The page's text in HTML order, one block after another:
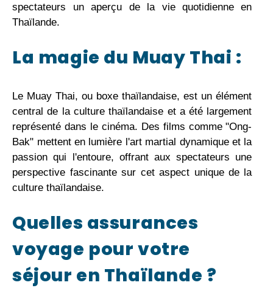
spectateurs un aperçu de la vie quotidienne en
Thaïlande.
La magie du Muay Thai :
Le Muay Thai, ou boxe thaïlandaise, est un élément
central de la culture thaïlandaise et a été largement
représenté dans le cinéma. Des films comme "Ong-
Bak" mettent en lumière l'art martial dynamique et la
passion qui l'entoure, offrant aux spectateurs une
perspective fascinante sur cet aspect unique de la
culture thaïlandaise.
Quelles assurances
voyage pour votre
séjour en Thaïlande ?